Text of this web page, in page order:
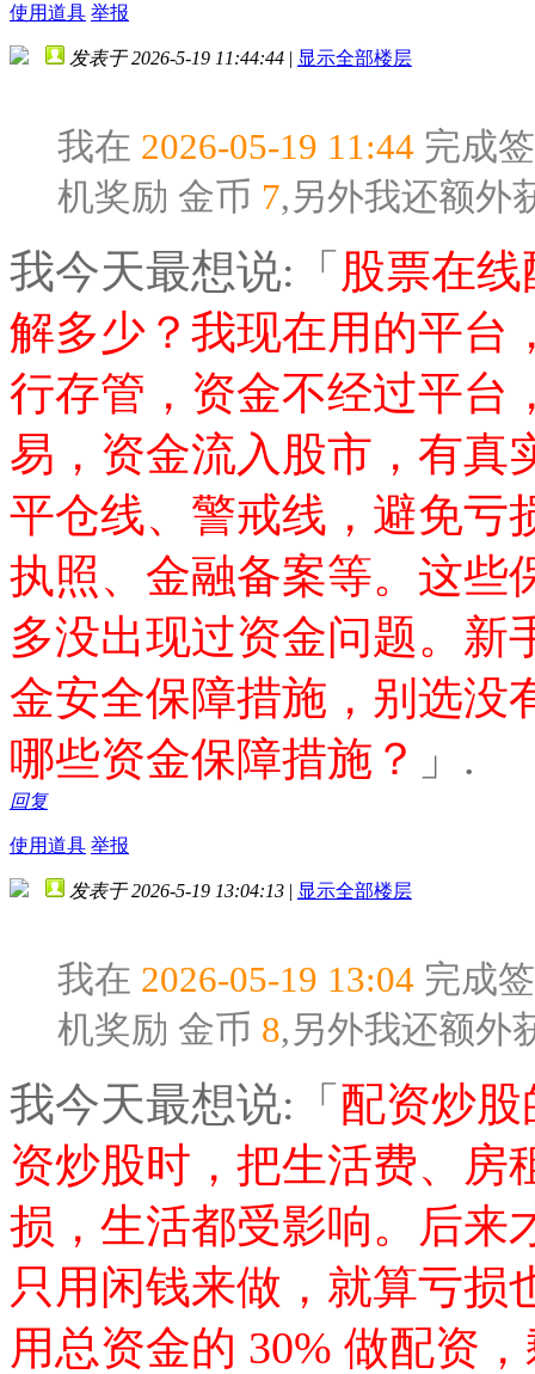
使用道具 举报
发表于 2026-5-19 11:44:44 | 显示全部楼层
我在 2026-05-19 11:44 完成
机奖励 金币 7,另外我还额外
我今天最想说:「 股票在
解多少？我现在用的平台
行存管，资金不经过平台
易，资金流入股市，有真
平仓线、警戒线，避免亏
执照、金融备案等。这些
多没出现过资金问题。新
金安全保障措施，别选没
哪些资金保障措施？ 」.
回复
使用道具 举报
发表于 2026-5-19 13:04:13 | 显示全部楼层
我在 2026-05-19 13:04 完成
机奖励 金币 8,另外我还额外
我今天最想说:「 配资炒
资炒股时，把生活费、房
损，生活都受影响。后来
只用闲钱来做，就算亏损
用总资金的 30% 做配资